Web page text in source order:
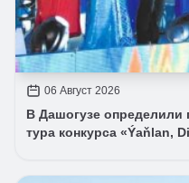
06 Август 2026
В Дашогузе определили
тура конкурса «Ýaňlan,